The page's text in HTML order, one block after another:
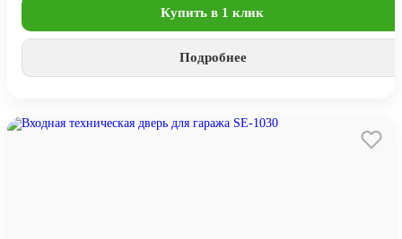
Купить в 1 клик
Подробнее